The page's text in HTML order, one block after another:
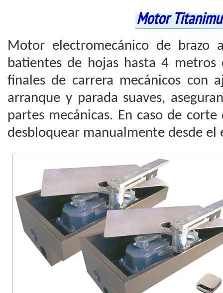
Motor
Motor electromecánico de brazo
batientes de hojas hasta 4 metros
finales de carrera mecánicos con
arranque y parada suaves,
partes mecánicas. En caso de
desbloquear manualmente desde el